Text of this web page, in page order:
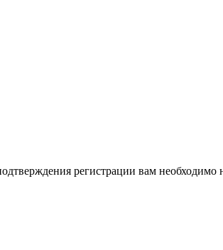
регистрации вам необходимо